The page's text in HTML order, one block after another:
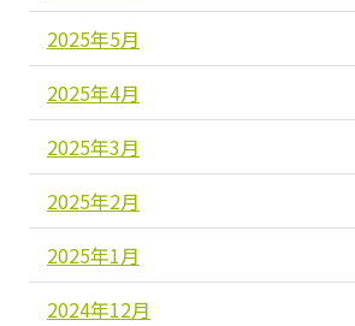
2025年5月
2025年4月
2025年3月
2025年2月
2025年1月
2024年12月